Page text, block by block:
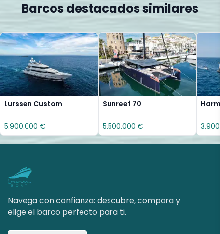
Barcos destacados similares
Lurssen Custom
5.900.000 €
Sunreef 70
5.500.000 €
Navega con confianza: descubre, compara y
elige el barco perfecto para ti.